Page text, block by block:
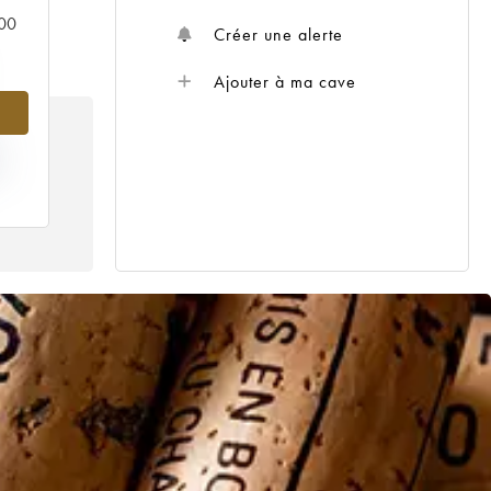
Créer une alerte
Ajouter à ma cave